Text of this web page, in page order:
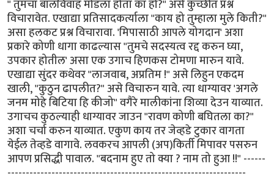
" तुमचा बालविवाह मोडला होता का हो?" असे कुच्छीत प्रश्न
विचारावेत. एखाद्या प्रतिसादकर्त्याला "काय हो तुम्हाला मुले किती?"
असा हलकट प्रश्न विचारावा. 'मिपासाठी आपले योगदान' अशा
प्रकारे कोणी धागा काढल्यास "तुमचे सदस्यत्व रद्द करुन घ्या,
उपकार होतील' असा एक उगाच हिणकस टोमणा मारुन यावे.
एखाद्या सुंदर कथेवर "लाजवाब, अप्रतिम !" असे लिहुन एकदम
खाली, "कुठुन ढापलीत?" असे विचारुन यावे. त्या धाग्यावर 'अगले
जनम मोहे बिटिया हि कीजो" वगैरे मालीकांना शिव्या देउन याव्यात.
उगाचच कुठल्याही धाग्यावर जाउन "रावण कोणी बघितला का?"
अशा चर्चा करुन याव्यात. एकुण काय तर जेव्हडे टुकार वागता
येईल तेव्हडे वागावे. लवकरच आपली (अप)किर्ती मिपावर पसरुन
आपण प्रसिद्धी पावाल. "बदनाम हुए तो क्या ? नाम तो हुआ !!" ------
-----------------------------------------------------------------